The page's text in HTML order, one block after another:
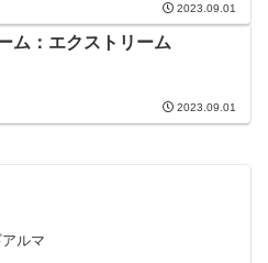
2023.09.01
ム：エクストリーム
2023.09.01
ルマ